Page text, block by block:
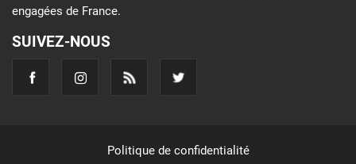
engagées de France.
SUIVEZ-NOUS
Politique de confidentialité